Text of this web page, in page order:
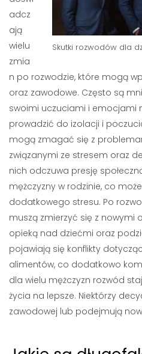
Skutki rozwodów dla
adcz
ają
wielu
zmia
n po rozwodzie, które mogą
oraz zawodowe. Często są
swoimi uczuciami i emocjami
prowadzić do izolacji i
mogą zmagać się z
związanymi ze stresem oraz
nich odczuwa presję
mężczyzny w rodzinie, co
dodatkowego stresu. Po
muszą zmierzyć się z nowymi
opieką nad dziećmi oraz
pojawiają się konflikty
alimentów, co dodatkowo
dla wielu mężczyzn rozwód
życia na lepsze. Niektórzy
zawodowej lub podejmują